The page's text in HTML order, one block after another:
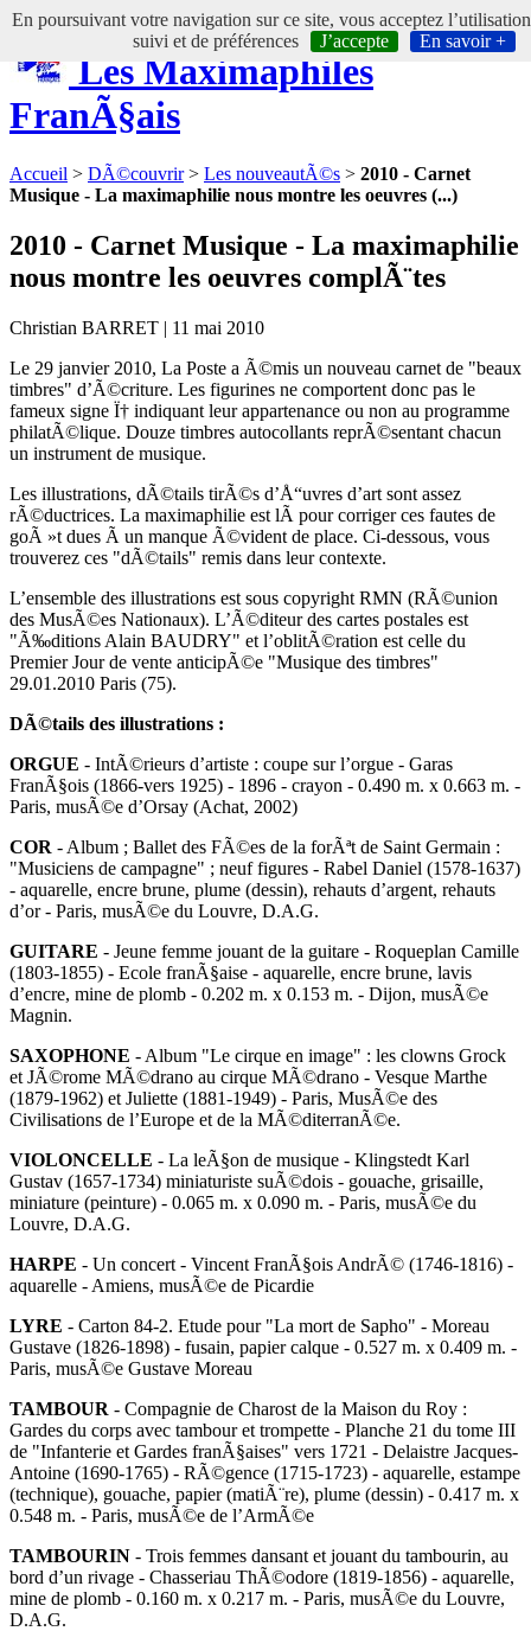
En poursuivant votre navigation sur ce site, vous acceptez
suivi et de préférences
J’accepte En savoir +
Les Maximaphiles
FranÃ§ais
Accueil > DÃ©couvrir> Les nouveautÃ©s > 2010 - Carnet
Musique - La maximaphilie nous montre les oeuvres (...)
2010 - Carnet Musique - La maximaphilie
nous montre les oeuvres complÃ¨tes
Christian BARRET | 11 mai 2010
Le 29 janvier 2010, La Poste a Ã©mis un nouveau carnet de "beaux
timbres" d’Ã©criture. Les figurines ne comportent donc pas le
fameux signe Ï† indiquant leur appartenance ou non au programme
philatÃ©lique. Douze timbres autocollants reprÃ©sentant chacun
un instrument de musique.
Les illustrations, dÃ©tails tirÃ©s d’Å“uvres d’art sont assez
rÃ©ductrices. La maximaphilie est lÃ pour corriger ces fautes de
goÃ »t dues Ã un manque Ã©vident de place. Ci-dessous, vous
trouverez ces "dÃ©tails" remis dans leur contexte.
L’ensemble des illustrations est sous copyright RMN (RÃ©union
des MusÃ©es Nationaux). L’Ã©diteur des cartes postales est
"Ã‰ditions Alain BAUDRY" et l’oblitÃ©ration est celle du
Premier Jour de vente anticipÃ©e "Musique des timbres"
29.01.2010 Paris (75).
DÃ©tails des illustrations :
ORGUE - IntÃ©rieurs d’artiste : coupe sur l’orgue - Garas
FranÃ§ois (1866-vers 1925) - 1896 - crayon - 0.490 m. x 0.663 m. -
Paris, musÃ©e d’Orsay (Achat, 2002)
COR - Album ; Ballet des FÃ©es de la forÃªt de Saint Germain :
"Musiciens de campagne" ; neuf figures - Rabel Daniel (1578-1637)
- aquarelle, encre brune, plume (dessin), rehauts d’argent, rehauts
d’or - Paris, musÃ©e du Louvre, D.A.G.
GUITARE - Jeune femme jouant de la guitare - Roqueplan Camille
(1803-1855) - Ecole franÃ§aise - aquarelle, encre brune, lavis
d’encre, mine de plomb - 0.202 m. x 0.153 m. - Dijon, musÃ©e
Magnin.
SAXOPHONE - Album "Le cirque en image" : les clowns Grock
et JÃ©rome MÃ©drano au cirque MÃ©drano - Vesque Marthe
(1879-1962) et Juliette (1881-1949) - Paris, MusÃ©e des
Civilisations de l’Europe et de la MÃ©diterranÃ©e.
VIOLONCELLE - La leÃ§on de musique - Klingstedt Karl
Gustav (1657-1734) miniaturiste suÃ©dois - gouache, grisaille,
miniature (peinture) - 0.065 m. x 0.090 m. - Paris, musÃ©e du
Louvre, D.A.G.
HARPE - Un concert - Vincent FranÃ§ois AndrÃ© (1746-1816) -
aquarelle - Amiens, musÃ©e de Picardie
LYRE - Carton 84-2. Etude pour "La mort de Sapho" - Moreau
Gustave (1826-1898) - fusain, papier calque - 0.527 m. x 0.409 m. -
Paris, musÃ©e Gustave Moreau
TAMBOUR - Compagnie de Charost de la Maison du Roy :
Gardes du corps avec tambour et trompette - Planche 21 du tome III
de "Infanterie et Gardes franÃ§aises" vers 1721 - Delaistre Jacques-
Antoine (1690-1765) - RÃ©gence (1715-1723) - aquarelle, estampe
(technique), gouache, papier (matiÃ¨re), plume (dessin) - 0.417 m. x
0.548 m. - Paris, musÃ©e de l’ArmÃ©e
TAMBOURIN - Trois femmes dansant et jouant du tambourin, au
bord d’un rivage - Chasseriau ThÃ©odore (1819-1856) - aquarelle,
mine de plomb - 0.160 m. x 0.217 m. - Paris, musÃ©e du Louvre,
D.A.G.